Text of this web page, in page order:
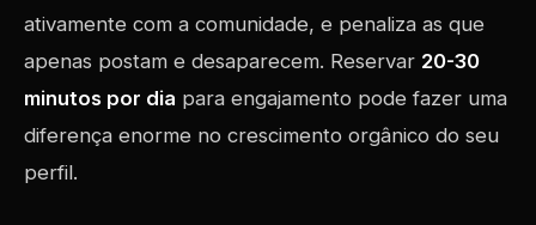
ativamente com a comunidade, e penaliza as que
apenas postam e desaparecem. Reservar 20-30
minutos por dia para engajamento pode fazer uma
diferença enorme no crescimento orgânico do seu
perfil.